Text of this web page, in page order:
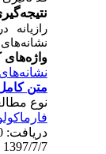
نتیجه‌گیری:
رازیانه
نشانه‌های
واژه‌های
نشانه‌های
متن کامل[PDF 372 kb]
نوع مطالعه:
1397/7/7